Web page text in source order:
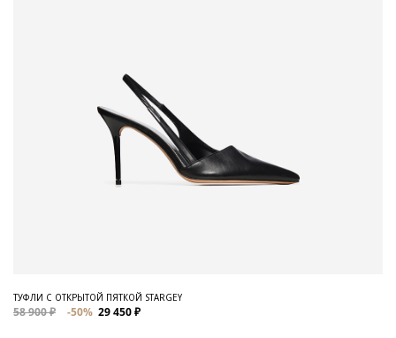
ТУФЛИ С ОТКРЫТОЙ ПЯТКОЙ STARGEY
58 900 ₽ -50% 29 450 ₽